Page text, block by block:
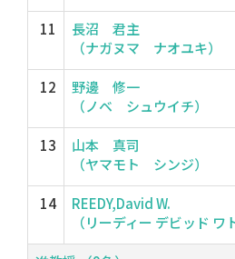
11
長沼 君主
（ナガヌマ ナオユキ）
12
野邊 修一
（ノベ シュウイチ）
13
山本 真司
（ヤマモト シンジ）
14
REEDY,David W.
（リーディー デビッド ワ